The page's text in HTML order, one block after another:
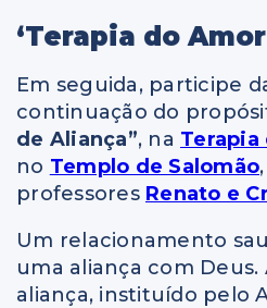
‘Terapia do
Em seguida, participe
continuação do
de Aliança”, na Terapia
no Templo de Salomão,
professores Renato e
Um relacionamento
uma aliança com
aliança, instituído pelo